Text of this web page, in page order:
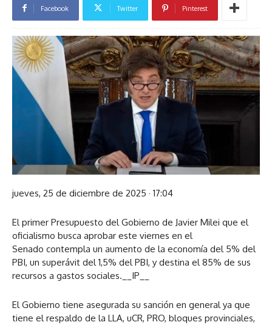
Facebook Twitter Pinterest
jueves, 25 de diciembre de 2025 · 17:04
El primer Presupuesto del Gobierno de Javier Milei que el
oficialismo busca aprobar este viernes en el
Senado contempla un aumento de la economía del 5% del
PBI, un superávit del 1,5% del PBI, y destina el 85% de sus
recursos a gastos sociales.__IP__
El Gobierno tiene asegurada su sanción en general ya que
tiene el respaldo de la LLA, uCR, PRO, bloques provinciales,